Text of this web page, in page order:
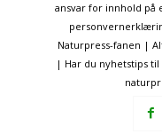
ansvar for innhold på
Naturpress-fanen |
| Har du nyhetstips til